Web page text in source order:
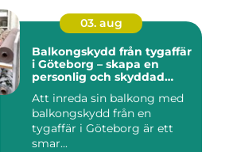
03. aug
Balkongskydd från tygaffär
i Göteborg – skapa en
personlig och skyddad
Att inreda sin balkong med
balkongskydd från en
tygaffär i Göteborg är ett
smar...